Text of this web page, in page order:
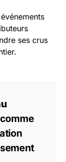
ses crus